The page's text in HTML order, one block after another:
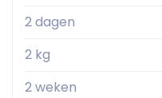
2 dagen
2 kg
2 weken